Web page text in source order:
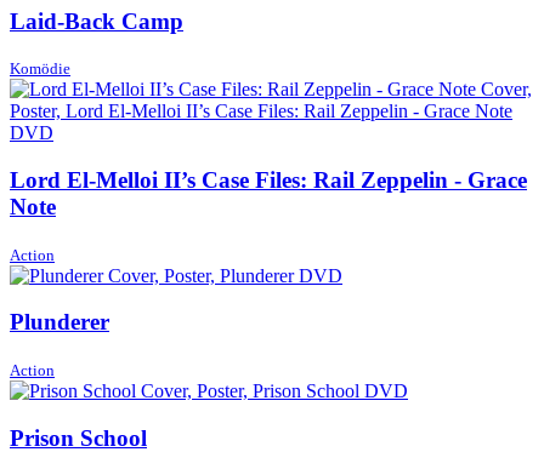
Laid-Back Camp
Komödie
Lord El-Melloi II’s Case Files: Rail Zeppelin - Grace
Note
Action
Plunderer
Action
Prison School